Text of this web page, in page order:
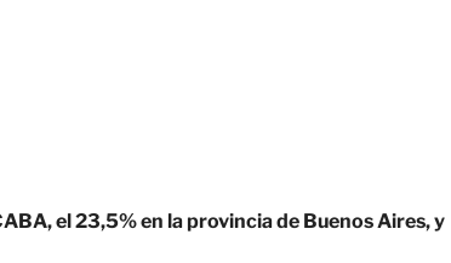
el 23,5% en la provincia de Buenos Aires, y